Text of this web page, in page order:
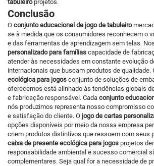
tabuleiro projetos.
Conclusão
O conjunto educacional de jogo de tabuleiro
se à medida que os consumidores reconhecem o
e das ferramentas de aprendizagem sem telas.
personalizado para famílias capacidade de
atender às necessidades em constante evolução
internacionais que buscam produtos de qualidade.
ecológica para jogos conjunto de soluções de
oferecemos está alinhado às tendências globais
e fabricação responsável. Cada conjunto
nós produzimos representa nosso compromisso
e satisfação do cliente. O jogo de cartas
opções disponíveis por meio da nossa empresa
criem produtos distintivos que ressoem com seus
caixa de presente ecológica para jogos projetos
responsabilidade ambiental e sucesso comercial
complementares. Seja qual for a necessidade de